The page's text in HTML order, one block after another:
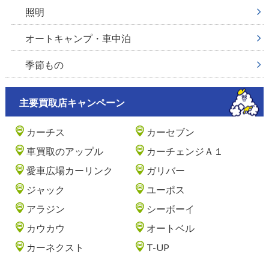
照明
オートキャンプ・車中泊
季節もの
主要買取店キャンペーン
カーチス
カーセブン
車買取のアップル
カーチェンジＡ１
愛車広場カーリンク
ガリバー
ジャック
ユーポス
アラジン
シーボーイ
カウカウ
オートベル
カーネクスト
T-UP